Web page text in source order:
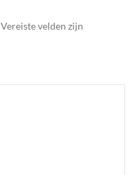
Vereiste velden zijn